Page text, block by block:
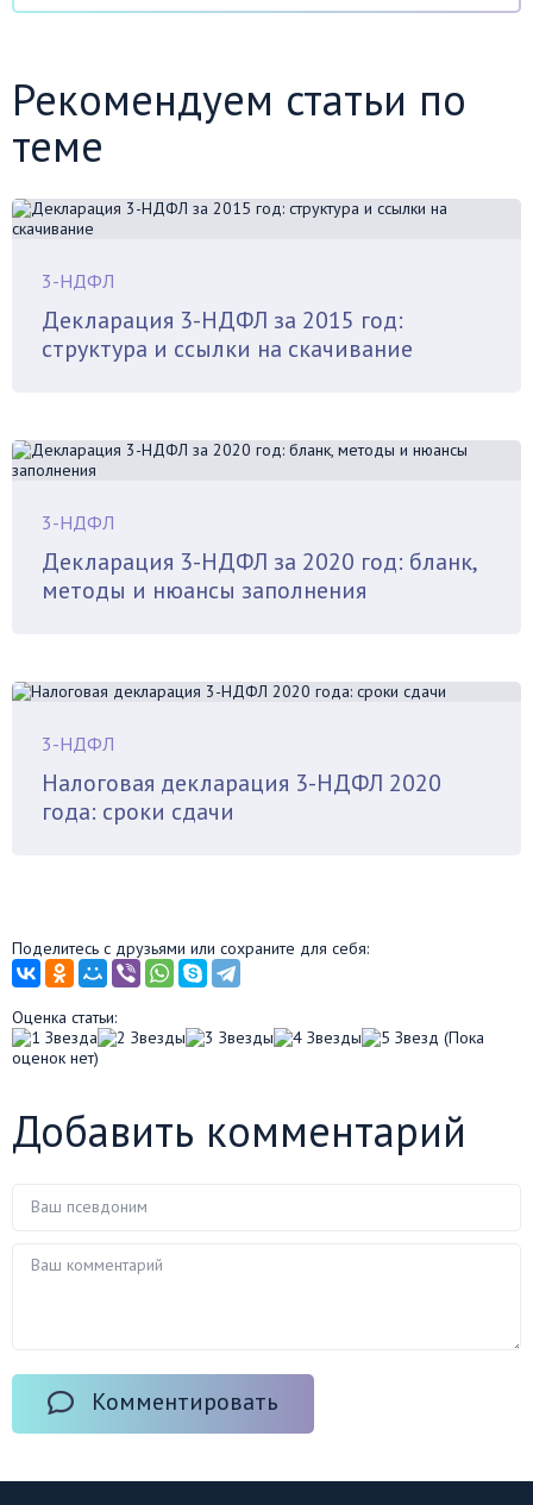
Рекомендуем статьи по
теме
3-НДФЛ
Декларация 3-НДФЛ за 2015 год:
структура и ссылки на скачивание
3-НДФЛ
Декларация 3-НДФЛ за 2020 год: бланк,
методы и нюансы заполнения
3-НДФЛ
Налоговая декларация 3-НДФЛ 2020
года: сроки сдачи
Поделитесь с друзьями или сохраните для себя:
Оценка статьи:
(Пока
оценок нет)
Добавить комментарий
Комментировать